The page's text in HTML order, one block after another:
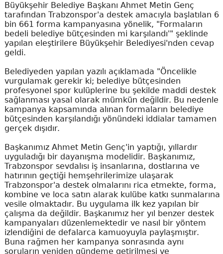
Büyükşehir Belediye Başkanı Ahmet Metin Genç
tarafından Trabzonspor'a destek amacıyla başlatılan 6
bin 661 forma kampanyasına yönelik, "Formaların
bedeli belediye bütçesinden mi karşılandı'" şeklinde
yapılan eleştirilere Büyükşehir Belediyesi'nden cevap
geldi.
Belediyeden yapılan yazılı açıklamada "Öncelikle
vurgulamak gerekir ki; belediye bütçesinden
profesyonel spor kulüplerine bu şekilde maddi destek
sağlanması yasal olarak mümkün değildir. Bu nedenle
kampanya kapsamında alınan formaların belediye
bütçesinden karşılandığı yönündeki iddialar tamamen
gerçek dışıdır.
Başkanımız Ahmet Metin Genç'in yaptığı, yıllardır
uyguladığı bir dayanışma modelidir. Başkanımız,
Trabzonspor sevdalısı iş insanlarına, dostlarına ve
hatırının geçtiği hemşehrilerimize ulaşarak
Trabzonspor'a destek olmalarını rica etmekte, forma,
kombine ve loca satın alarak kulübe katkı sunmalarına
vesile olmaktadır. Bu uygulama ilk kez yapılan bir
çalışma da değildir. Başkanımız her yıl benzer destek
kampanyaları düzenlemektedir ve nasıl bir yöntem
izlendiğini de defalarca kamuoyuyla paylaşmıştır.
Buna rağmen her kampanya sonrasında aynı
soruların yeniden gündeme getirilmesi ve